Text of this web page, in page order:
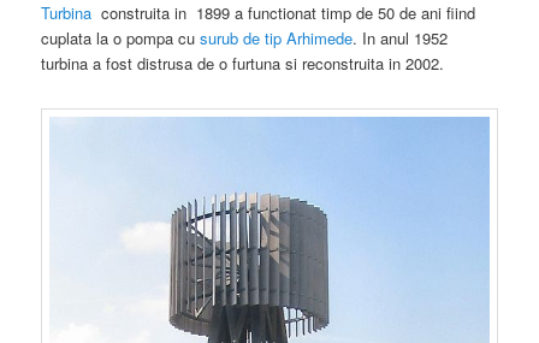
Turbina construita in 1899 a functionat timp de 50 de ani fiind
cuplata la o pompa cusurub de tip Arhimede. In anul 1952
turbina a fost distrusa de o furtuna si reconstruita in 2002.